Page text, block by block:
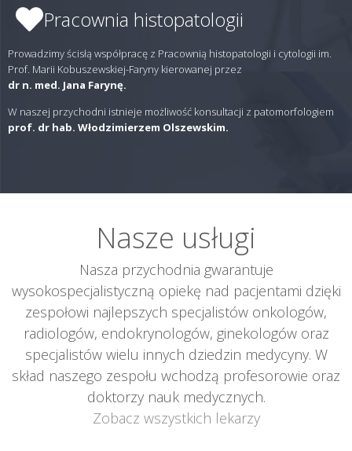
Pracownia histopatologii
Prowadzimy ścisłą współpracę z Pracownią histopatologii i cytologii im.
Prof. Marii Kobuszewskiej-Faryny kierowanej przez
dr n. med. Jana Farynę.
W naszej przychodni istnieje możliwość konsultacji z patomorfologiem
prof. dr hab. Włodzimierzem Olszewskim.
Nasze usługi
Nasza przychodnia gwarantuje
wysokospecjalistyczną opiekę nad pacjentami dzięki
zespołowi najlepszych specjalistów onkologów,
radiologów, endokrynologów, ginekologów oraz
specjalistów wielu innych dziedzin medycyny. W
skład naszego zespołu wchodzą profesorowie oraz
doktorzy nauk medycznych.
Zobacz wszystkich lekarzy